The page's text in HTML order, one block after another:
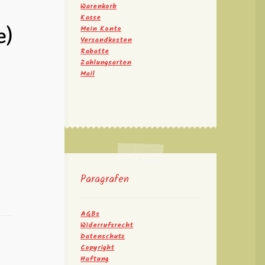
Warenkorb
Kasse
Mein Konto
Versandkosten
Rabatte
Zahlungsarten
Mail
Paragrafen
AGBs
Widerrufsrecht
Datenschutz
Copyright
Haftung